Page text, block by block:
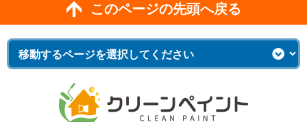
このページの先頭へ戻る